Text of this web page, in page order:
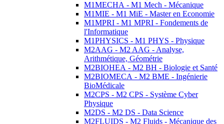
M1MECHA - M1 Mech - Mécanique
M1MIE - M1 MiE - Master en Economie
M1MPRI - M1 MPRI - Fondements de
l'Informatique
M1PHYSICS - M1 PHYS - Physique
M2AAG - M2 AAG - Analyse,
Arithmétique, Géométrie
M2BIOHEA - M2 BH - Biologie et Santé
M2BIOMECA - M2 BME - Ingénierie
BioMédicale
M2CPS - M2 CPS - Système Cyber
Physique
M2DS - M2 DS - Data Science
M2FLUIDS - M2 Fluids - Mécanique des